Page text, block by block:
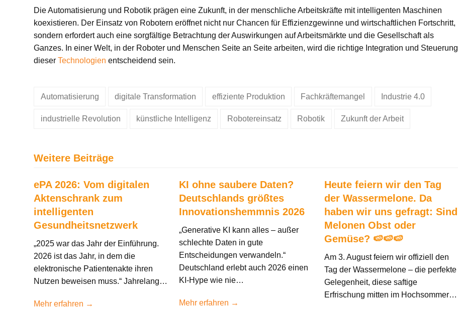
Die Automatisierung und Robotik prägen eine Zukunft, in der menschliche Arbeitskräfte mit intelligenten Maschinen
koexistieren. Der Einsatz von Robotern eröffnet nicht nur Chancen für Effizienzgewinne und wirtschaftlichen Fortschritt,
sondern erfordert auch eine sorgfältige Betrachtung der Auswirkungen auf Arbeitsmärkte und die Gesellschaft als
Ganzes. In einer Welt, in der Roboter und Menschen Seite an Seite arbeiten, wird die richtige Integration und Steuerung
dieserTechnologien entscheidend sein.
Automatisierung digitale Transformation effiziente Produktion Fachkräftemangel Industrie 4.0
industrielle Revolution künstliche Intelligenz Robotereinsatz Robotik Zukunft der Arbeit
Weitere Beiträge
ePA 2026: Vom digitalen
Aktenschrank zum
intelligenten
Gesundheitsnetzwerk
„2025 war das Jahr der Einführung.
2026 ist das Jahr, in dem die
elektronische Patientenakte ihren
Nutzen beweisen muss.“ Jahrelang…
Mehr erfahren →
KI ohne saubere Daten?
Deutschlands größtes
Innovationshemmnis 2026
„Generative KI kann alles – außer
schlechte Daten in gute
Entscheidungen verwandeln.“
Deutschland erlebt auch 2026 einen
KI-Hype wie nie…
Mehr erfahren →
Heute feiern wir den Tag
der Wassermelone. Da
haben wir uns gefragt: Sind
Melonen Obst oder
Gemüse? 🍉🍉🍉
Am 3. August feiern wir offiziell den
Tag der Wassermelone – die perfekte
Gelegenheit, diese saftige
Erfrischung mitten im Hochsommer…